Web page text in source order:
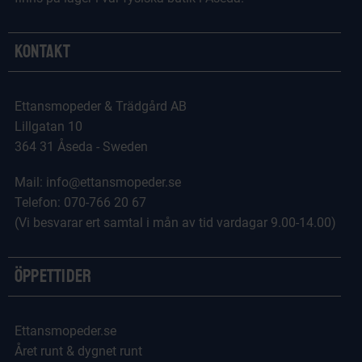
Kontakt
Ettansmopeder & Trädgård AB
Lillgatan 10
364 31 Åseda - Sweden
Mail: info@ettansmopeder.se
Telefon: 070-766 20 67
(Vi besvarar ert samtal i mån av tid vardagar 9.00-14.00)
Öppettider
Ettansmopeder.se
Året runt & dygnet runt